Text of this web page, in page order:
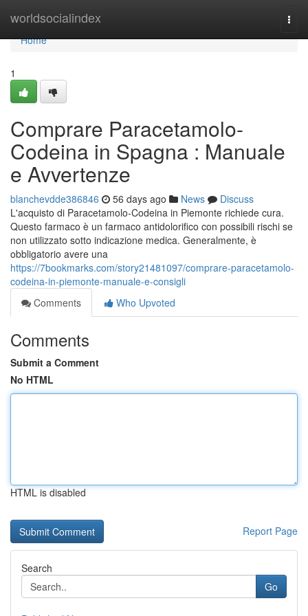
worldsocialindex
Home
Home
1
Comprare Paracetamolo-
Codeina in Spagna : Manuale
e Avvertenze
blanchevdde386846 56 days ago News
Discuss
L'acquisto di Paracetamolo-Codeina in Piemonte richiede cura.
Questo farmaco è un farmaco antidolorifico con possibili rischi se
non utilizzato sotto indicazione medica. Generalmente, è
obbligatorio avere una
https://7bookmarks.com/story21481097/comprare-paracetamolo-
codeina-in-piemonte-manuale-e-consigli
Comments
Who Upvoted
Comments
Submit a Comment
No HTML
HTML is disabled
Report Page
Search
Go